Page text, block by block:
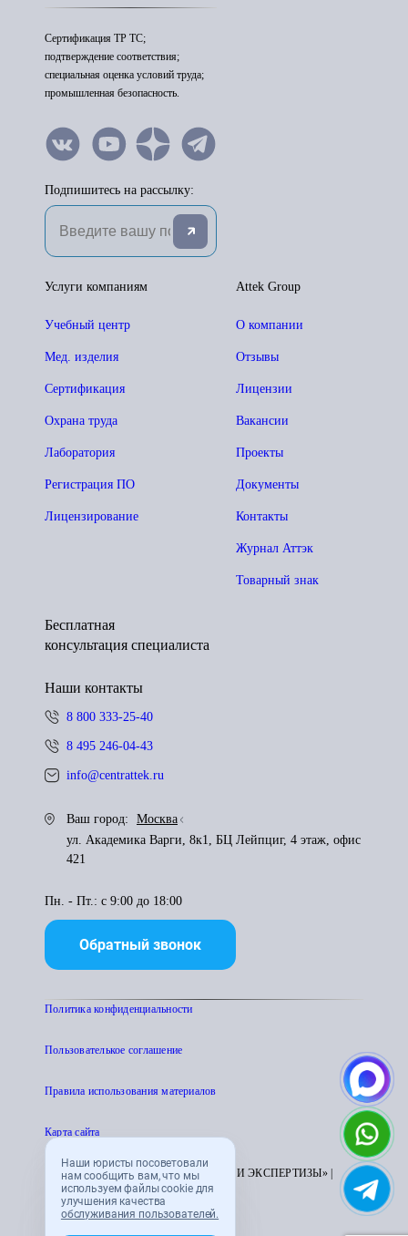
Наши юристы посоветовали
нам сообщить вам, что мы
используем файлы cookie для
улучшения качества
обслуживания пользователей.
Сертификация ТР ТС;
подтверждение соответствия;
специальная оценка условий труда;
промышленная безопасность.
Подпишитесь на рассылку:
Attek Group
О компании
Отзывы
Лицензии
Вакансии
Проекты
Документы
Контакты
Журнал Аттэк
Товарный знак
Услуги компаниям
Учебный центр
Мед. изделия
Сертификация
Охрана труда
Лаборатория
Регистрация ПО
Лицензирование
Бесплатная
консультация специалиста
Наши контакты
8 800 333-25-40
8 495 246-04-43
info@centrattek.ru
Ваш город:
Москва
ул. Академика Варги, 8к1, БЦ Лейпциг, 4 этаж, офис
421
Пн. - Пт.: с 9:00 до 18:00
Обратный звонок
Политика конфиденциальности
Пользователькое соглашение
Правила использования материалов
Карта сайта
© 1995 - 2026 «ЦЕНТР АТТЕСТАЦИИ И ЭКСПЕРТИЗЫ» |
CENTRATTEK.RU